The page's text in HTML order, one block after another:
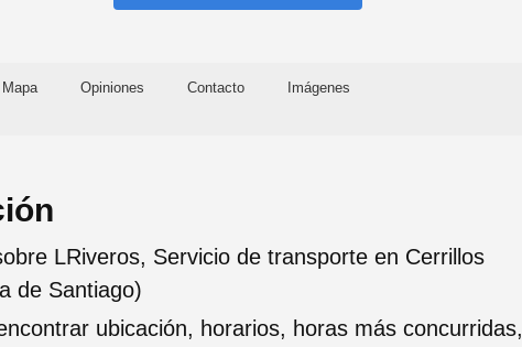
Mapa Opiniones Contacto Imágenes
LRiveros, Servicio de transporte en Cerrillos
de Santiago)
ubicación, horarios, horas más concurridas,